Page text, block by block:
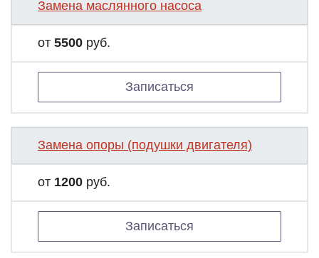
Замена маслянного насоса
от 5500 руб.
Записаться
Замена опоры (подушки двигателя)
от 1200 руб.
Записаться